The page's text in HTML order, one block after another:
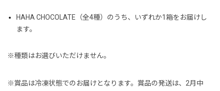
HAHA CHOCOLATE（全4種）のうち、いずれか1箱をお届けし
ます。
※種類はお選びいただけません。
※賞品は冷凍状態でのお届けとなります。賞品の発送は、 2月中